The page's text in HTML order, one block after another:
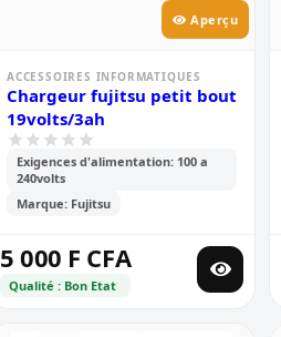
Aperçu
ACCESSOIRES INFORMATIQUES
Chargeur fujitsu petit bout
19volts/3ah
Exigences d'alimentation: 100 a
240volts
Marque: Fujitsu
5 000 F CFA
Qualité : Bon Etat